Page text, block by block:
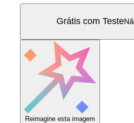
Grátis com Teste
Reimagine esta imagem